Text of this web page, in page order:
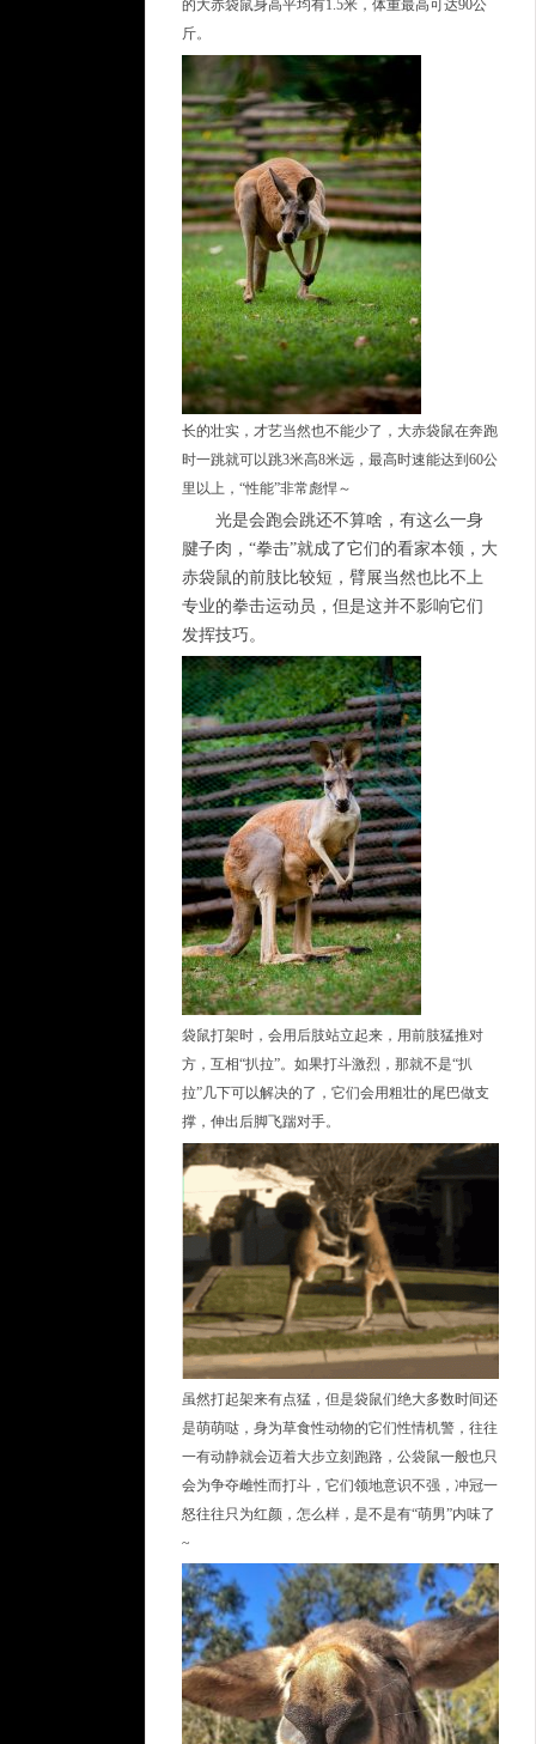
的大赤袋鼠身高平均有1.5米，体重最高可达90公
斤。
长的壮实，才艺当然也不能少了，大赤袋鼠在奔跑
时一跳就可以跳3米高8米远，最高时速能达到60公
里以上，“性能”非常彪悍～
光是会跑会跳还不算啥，有这么一身
腱子肉，“拳击”就成了它们的看家本领，大
赤袋鼠的前肢比较短，臂展当然也比不上
专业的拳击运动员，但是这并不影响它们
发挥技巧。
袋鼠打架时，会用后肢站立起来，用前肢猛推对
方，互相“扒拉”。如果打斗激烈，那就不是“扒
拉”几下可以解决的了，它们会用粗壮的尾巴做支
撑，伸出后脚飞踹对手。
虽然打起架来有点猛，但是袋鼠们绝大多数时间还
是萌萌哒，身为草食性动物的它们性情机警，往往
一有动静就会迈着大步立刻跑路，公袋鼠一般也只
会为争夺雌性而打斗，它们领地意识不强，冲冠一
怒往往只为红颜，怎么样，是不是有“萌男”内味了
~